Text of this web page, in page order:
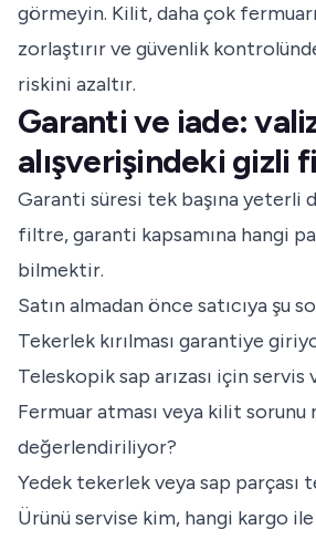
görmeyin. Kilit, daha çok
zorlaştırır ve güvenlik
riskini azaltır.
Garanti ve iade:
alışverişindeki gizli
Garanti süresi tek başına yeterli
filtre, garanti kapsamına hangi
bilmektir.
Satın almadan önce satıcıya şu
Tekerlek kırılması garantiye
Teleskopik sap arızası için servis
Fermuar atması veya kilit sorunu
değerlendiriliyor?
Yedek tekerlek veya sap parçası
Ürünü servise kim, hangi kargo